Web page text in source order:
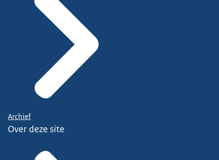
Archief
Over deze site